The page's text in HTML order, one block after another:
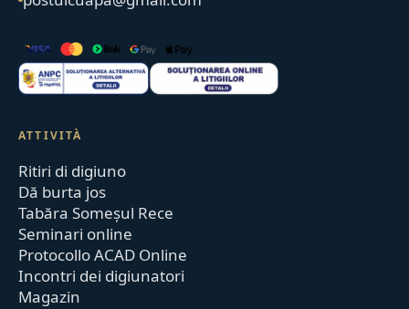
ATTIVITÀ
Ritiri di digiuno
Dă burta jos
Tabăra Someșul Rece
Seminari online
Protocollo ACAD Online
Incontri dei digiunatori
Magazin